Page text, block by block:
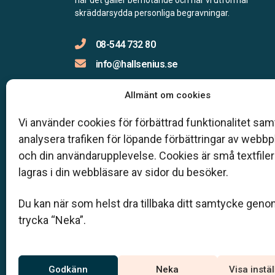
Allmänt om cookies
Vi använder cookies för förbättrad funktionalitet
analysera trafiken för löpande förbättringar av
och din användarupplevelse. Cookies är små
lagras i din webbläsare av sidor du besöker.
Du kan när som helst dra tillbaka ditt samtycke
trycka “Neka”.
Godkänn Neka Visa
skräddarsydda personliga begravningar.
08-544 732 80
info@hallsenius.se
Jourtelefon
Du når oss dygnet runt på:
Täby – 08-544 732 80
Stockholm –08-545 426 50
Lidingö –08-731 66 90
Åkersberga –
Haninge –08-500 204 73
Tyresö – 08-712 80 23